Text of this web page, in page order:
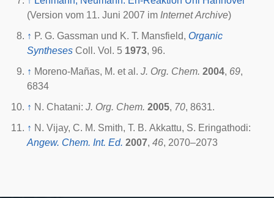
(Version vom 11. Juni 2007 im Internet Archive)
↑ P. G. Gassman und K. T. Mansfield, Organic
Syntheses Coll. Vol. 5 1973, 96.
↑ Moreno-Mañas, M. et al. J. Org. Chem. 2004, 69,
6834
↑ N. Chatani: J. Org. Chem. 2005, 70, 8631.
↑ N. Vijay, C. M. Smith, T. B. Akkattu, S. Eringathodi:
Angew. Chem. Int. Ed. 2007, 46, 2070–2073